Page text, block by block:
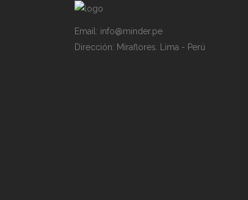
Email: info@minder.pe
Dirección: Miraflores. Lima - Perú